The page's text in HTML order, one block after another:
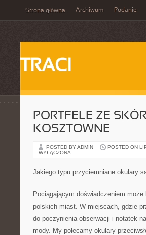
Strona główna Archiwum Podanie
TRACI
PORTFELE ZE
KOSZTOWNE
POSTED BY ADMIN POSTED ON
WYŁĄCZONA
Jakiego typu przyciemniane okulary
Pociągającym doświadczeniem
polskich miast. W miejscach, gdzie
do poczynienia obserwacji i notatek
mody. My polecamy okulary